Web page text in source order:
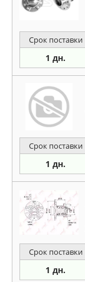
Срок поставки
1 дн.
Срок поставки
1 дн.
Срок поставки
1 дн.